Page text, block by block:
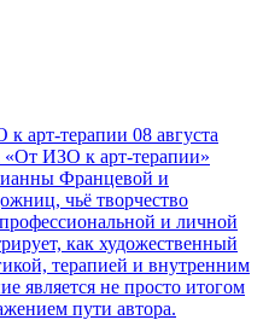
арт-терапии 08 августа
«От ИЗО к арт-терапии»
Францевой и
чьё творчество
и личной
как художественный
терапией и внутренним
является не просто итогом
пути автора.